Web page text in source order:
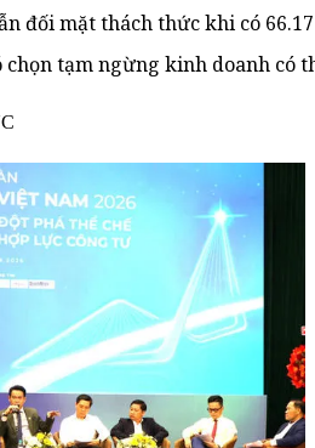
đối mặt thách thức khi có
chọn tạm ngừng kinh doanh